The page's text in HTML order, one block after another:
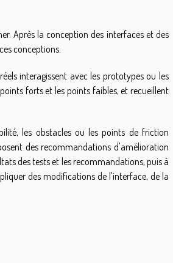
Après la conception des interfaces et des
conceptions.
interagissent avec les prototypes ou les
forts et les points faibles, et recueillent
les obstacles ou les points de friction
des recommandations d'amélioration
des tests et les recommandations, puis à
des modifications de l'interface, de la